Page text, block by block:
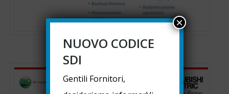
HMI, GOT E IPC
NUOVO CODICE
SDI
Gentili Fornitori,
×